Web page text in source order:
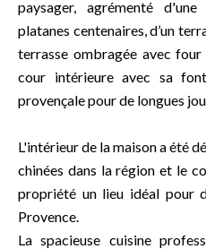
paysager, agrémenté
platanes centenaires, d’un
terrasse ombragée avec
cour intérieure avec sa
provençale pour de longues
L'intérieur de la maison a été
chinées dans la région et le
propriété un lieu idéal pour
Provence.
La spacieuse cuisine